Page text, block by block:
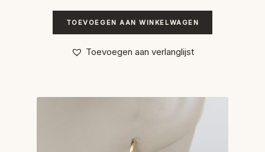
TOEVOEGEN AAN WINKELWAGEN
Toevoegen aan verlanglijst